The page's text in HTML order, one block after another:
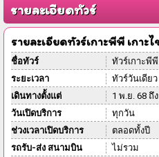
รายละเอียดทัวร์
รายละเอียดทัวร์เกาะพีพี เกาะไ
ชื่อทัวร์
ทัวร์เกาะพีพี
ระยะเวลา
ทัวร์วันเดียว
เดินทางตั้งแต่
1 พ.ย. 68 ถึ
วันเปิดบริการ
ทุกวัน
ช่วงเวลาเปิดบริการ
ตลอดทั้งปี
รถรับ-ส่ง สนามบิน
ไม่รวม